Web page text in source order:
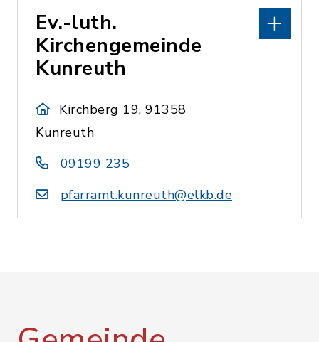
Ev.-luth.
Kirchengemeinde
Kunreuth
Kirchberg 19, 91358
Kunreuth
09199 235
pfarramt.kunreuth@elkb.de